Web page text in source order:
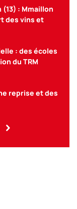
: Mmaillon
des vins et
: des écoles
du TRM
reprise et des